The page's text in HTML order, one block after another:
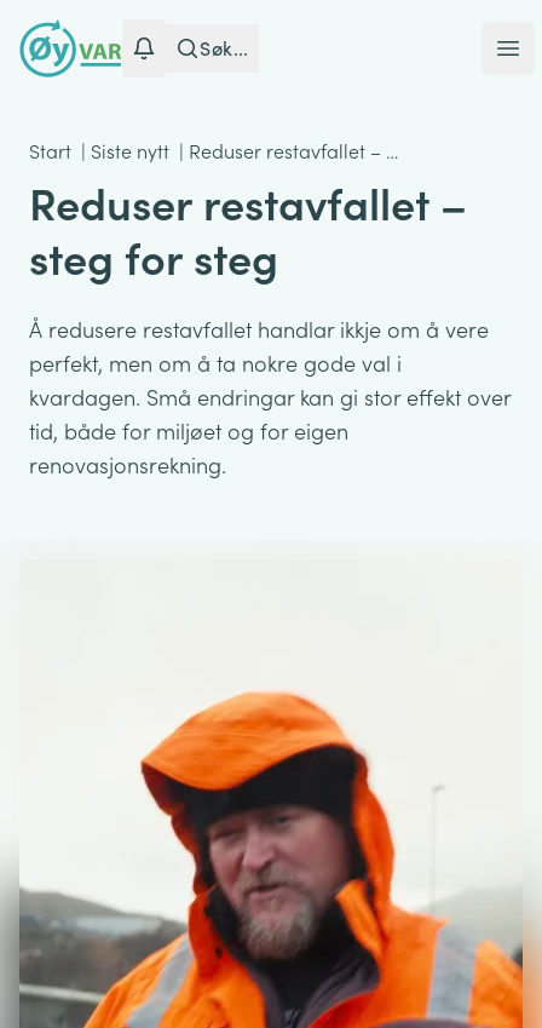
Søk...
Start | Siste nytt | Reduser restavfallet – …
Reduser restavfallet –
steg for steg
Å redusere restavfallet handlar ikkje om å vere
perfekt, men om å ta nokre gode val i
kvardagen. Små endringar kan gi stor effekt over
tid, både for miljøet og for eigen
renovasjonsrekning.